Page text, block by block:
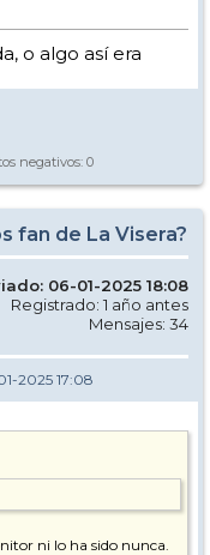
o algo así era
negativos: 0
fan de La Visera?
06-01-2025 18:08
Registrado: 1 año antes
Mensajes: 34
2025 17:08
ni lo ha sido nunca.